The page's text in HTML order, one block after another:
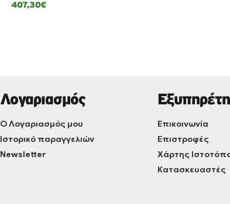
407,30€
Λογαριασμός
Ο Λογαριασμός μου
Ιστορικό παραγγελιών
Newsletter
Επικοινωνία
Επιστροφές
Χάρτης
Κατασκευαστές